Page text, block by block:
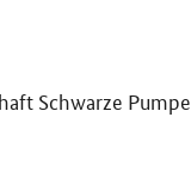
Schwarze Pumpe